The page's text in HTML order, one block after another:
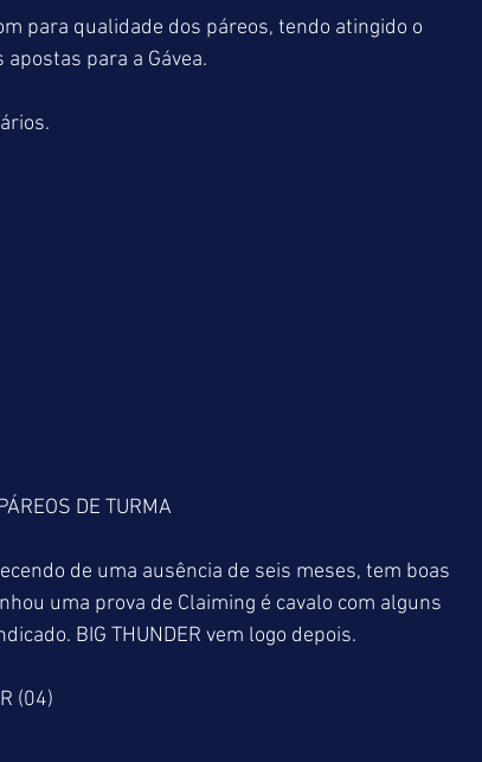
para qualidade dos páreos, tendo atingido o
para a Gávea.
DE TURMA
de uma ausência de seis meses, tem boas
uma prova de Claiming é cavalo com alguns
BIG THUNDER vem logo depois.
(04)